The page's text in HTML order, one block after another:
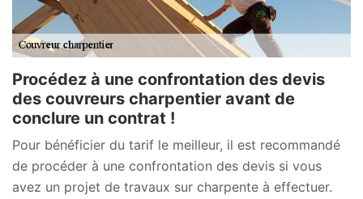
Procédez à une confrontation des devis
des couvreurs charpentier avant de
conclure un contrat !
Pour bénéficier du tarif le meilleur, il est recommandé
de procéder à une confrontation des devis si vous
avez un projet de travaux sur charpente à effectuer.